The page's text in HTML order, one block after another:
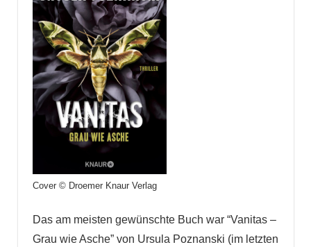
Cover © Droemer Knaur Verlag
Das am meisten gewünschte Buch war “Vanitas –
Grau wie Asche” von Ursula Poznanski (im letzten